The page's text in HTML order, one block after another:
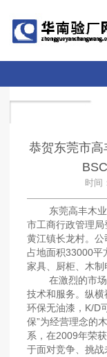
恭贺东莞市
时
东莞高丰木业
市工商行政管理
黄江镇长龙村。
占地面积33000平
家具、厨柜、木制
在激烈的市场竞
技术和服务。纵横
环保无油漆，K/D
保”为经营理念的
系，在2009年荣
于面对竞争、挑